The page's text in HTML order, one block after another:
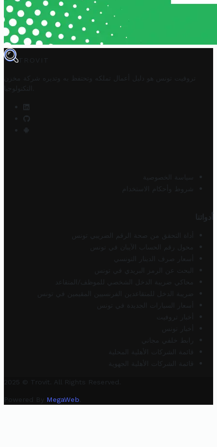
TROVIT
تروفيت تونس هو دليل أعمال تملكه وتحتفظ به وتديره
شركة مخزن
التكنولوجيا
سياسة الخصوصية
شروط وأحكام الاستخدام
أدواتنا
أداة التحقق من صحة الرقم الضريبي تونس
محول رقم الحساب الآيبان في تونس
أسعار صرف الدينار التونسي
البحث عن الرمز البريدي في تونس
محاكي ضريبة الدخل الشخصي للموظف/المتقاعد
ضريبة الدخل للمتقاعدين الفرنسيين المقيمين في تونس
أسعار السيارات الجديدة في تونس
أخبار تروفيت
أخبار تونس
رابط خلفي مجاني
قائمة الشركات الأهلية المحلية
قائمة الشركات الأهلية الجهوية
2025 © Trovit. All Rights Reserved.
Powered By MegaWeb